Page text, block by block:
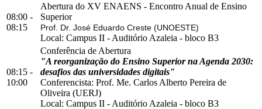
08:00 -
08:15
Abertura do XV ENAENS - Encontro Anual de Ensino
Superior
Prof. Dr. José Eduardo Creste (UNOESTE)
Local: Campus II - Auditório Azaleia - bloco B3
08:15 -
10:00
Conferência de Abertura
"A reorganização do Ensino Superior na Agenda 2030:
desafios das universidades digitais"
Conferencista: Prof. Me. Carlos Alberto Pereira de
Oliveira (UERJ)
Local: Campus II - Auditório Azaleia - bloco B3